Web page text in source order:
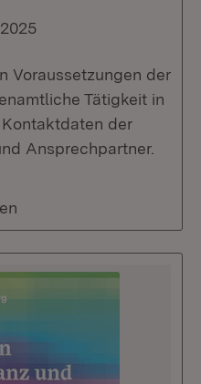
Voraussetzungen der
Tätigkeit in
der
Ansprechpartner.